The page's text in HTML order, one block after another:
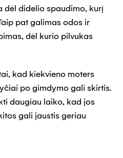
dėl didelio spaudimo, kurį
pat galimas odos ir
dėl kurio pilvukas
kad kiekvieno moters
po gimdymo gali skirtis.
daugiau laiko, kad jos
gali jaustis geriau